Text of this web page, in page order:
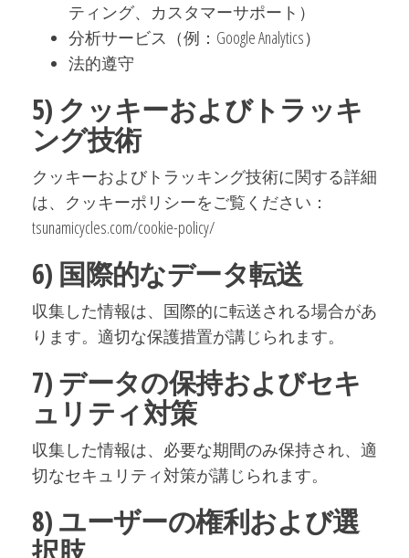
ティング、カスタマーサポート）
分析サービス（例：Google Analytics）
法的遵守
5) クッキーおよびトラッキ
ング技術
クッキーおよびトラッキング技術に関する詳細
は、クッキーポリシーをご覧ください：
tsunamicycles.com/cookie-policy/
6) 国際的なデータ転送
収集した情報は、国際的に転送される場合があ
ります。適切な保護措置が講じられます。
7) データの保持およびセキ
ュリティ対策
収集した情報は、必要な期間のみ保持され、適
切なセキュリティ対策が講じられます。
8) ユーザーの権利および選